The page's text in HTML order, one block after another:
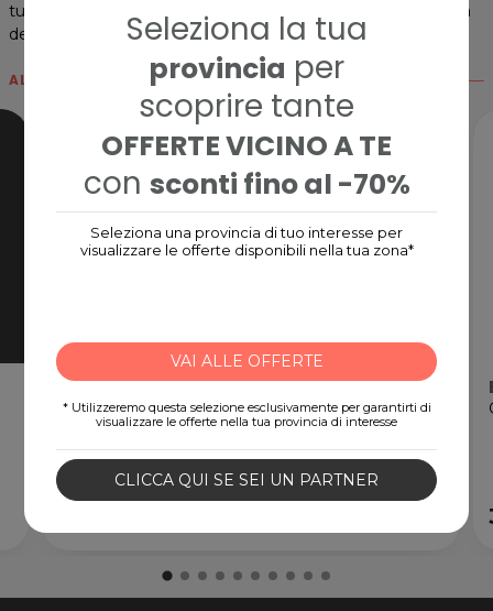
Seleziona la tua
provincia per
scoprire tante
OFFERTE VICINO A TE
con sconti fino al -70%
Seleziona una provincia di tuo interesse per
visualizzare le offerte disponibili nella tua zona*
VAI ALLE OFFERTE
* Utilizzeremo questa selezione esclusivamente per garantirti di
visualizzare le offerte nella tua provincia di interesse
CLICCA QUI SE SEI UN PARTNER
tutte le tasche di prodotti alimentari confezionati e di cura
della persona e della casa.
ALTRE CARD
Nintendo eShop Card
Gift Card digitale